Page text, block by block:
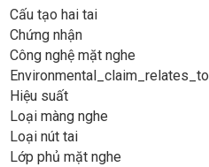
Cấu tạo hai tai
Chứng nhận
Công nghệ mặt nghe
Environmental_claim_relates_to
Hiệu suất
Loại màng nghe
Loại nút tai
Lớp phủ mặt nghe